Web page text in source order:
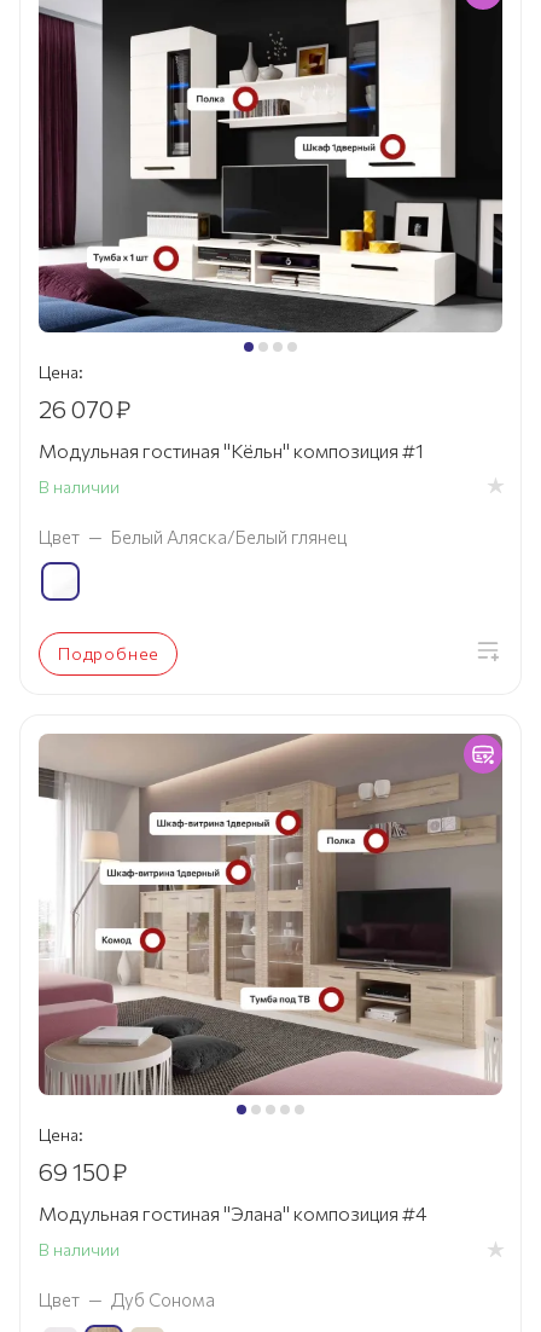
Цена:
26 070₽
Модульная гостиная "Кёльн" композиция #1
В наличии
Цвет — Белый Аляска/Белый глянец
Подробнее
Цена:
69 150₽
Модульная гостиная "Элана" композиция #4
В наличии
Цвет — Дуб Сонома